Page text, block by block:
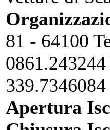
81 - 64100
339.7346084
Apertura